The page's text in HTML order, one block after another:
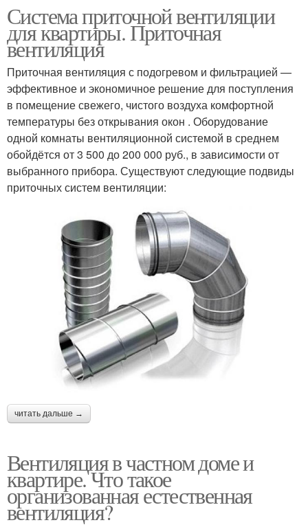
Система приточной вентиляции
для квартиры. Приточная
вентиляция
Приточная вентиляция с подогревом и фильтрацией —
эффективное и экономичное решение для поступления
в помещение свежего, чистого воздуха комфортной
температуры без открывания окон . Оборудование
одной комнаты вентиляционной системой в среднем
обойдётся от 3 500 до 200 000 руб., в зависимости от
выбранного прибора. Существуют следующие подвиды
приточных систем вентиляции:
читать дальше →
Вентиляция в частном доме и
квартире. Что такое
организованная естественная
вентиляция?